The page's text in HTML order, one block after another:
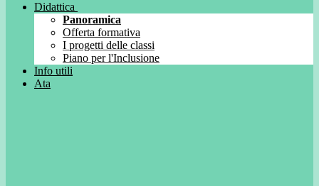
Didattica
Panoramica
Offerta formativa
I progetti delle classi
Piano per l'Inclusione
Info utili
Ata